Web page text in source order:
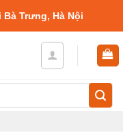
Bà Trưng, Hà Nội